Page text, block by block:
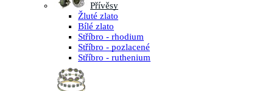
Přívěsy
Žluté zlato
Bílé zlato
Stříbro - rhodium
Stříbro - pozlacené
Stříbro - ruthenium